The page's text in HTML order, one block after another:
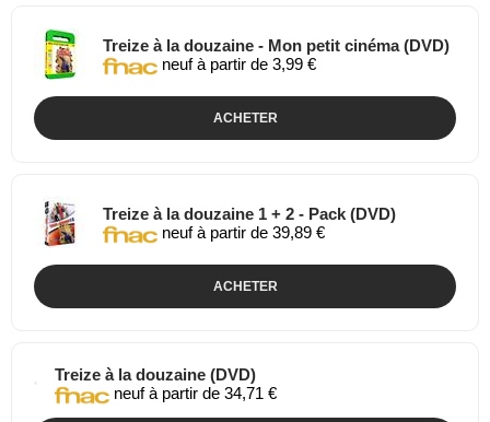
Treize à la douzaine - Mon petit cinéma (DVD)
neuf à partir de 3,99 €
ACHETER
Treize à la douzaine 1 + 2 - Pack (DVD)
neuf à partir de 39,89 €
ACHETER
Treize à la douzaine (DVD)
neuf à partir de 34,71 €